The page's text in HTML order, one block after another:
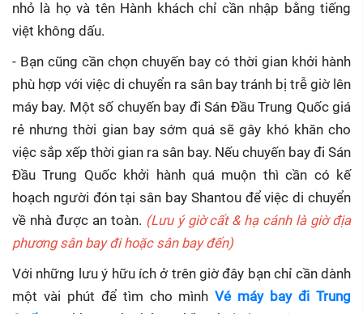
nhỏ là họ và tên Hành khách chỉ cần nhập bằng tiếng
việt không dấu.
- Bạn cũng cần chọn chuyến bay có thời gian khởi hành
phù hợp với việc di chuyển ra sân bay tránh bị trễ giờ lên
máy bay. Một số chuyến bay đi Sán Đầu Trung Quốc giá
rẻ nhưng thời gian bay sớm quá sẽ gây khó khăn cho
việc sắp xếp thời gian ra sân bay. Nếu chuyến bay đi Sán
Đầu Trung Quốc khởi hành quá muộn thì cần có kế
hoạch người đón tại sân bay Shantou để việc di chuyển
về nhà được an toàn. (Lưu ý giờ cất & hạ cánh là giờ địa
phương sân bay đi hoặc sân bay đến)
Với những lưu ý hữu ích ở trên giờ đây bạn chỉ cần dành
một vài phút để tìm cho mìnhVé máy bay đi Trung